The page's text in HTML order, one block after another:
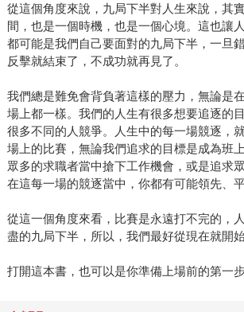
從這個角度來說，九局下半對人生來說，其
間，也是一個時機，也是一個心境。這也讓
都可能是我們自己要面對的九局下半，一旦
反擊就結束了，不成功就再見了。
我們總是難免會背負著這樣的壓力，無論是
場上都一樣。我們的人生有很多想要追逐的
很多不同的人競爭。人生中的每一場競逐，
場上的比賽，無論我們追求的目標是成為班
眾多的求職者當中搶下工作機會，或是追求
在這每一場的競逐當中，你都有可能領先、
從這一個角度來看，比賽是永遠打不完的，
盡的九局下半，所以，我們最好從現在就開始
打開這本書，也可以是你準備上場前的第一步